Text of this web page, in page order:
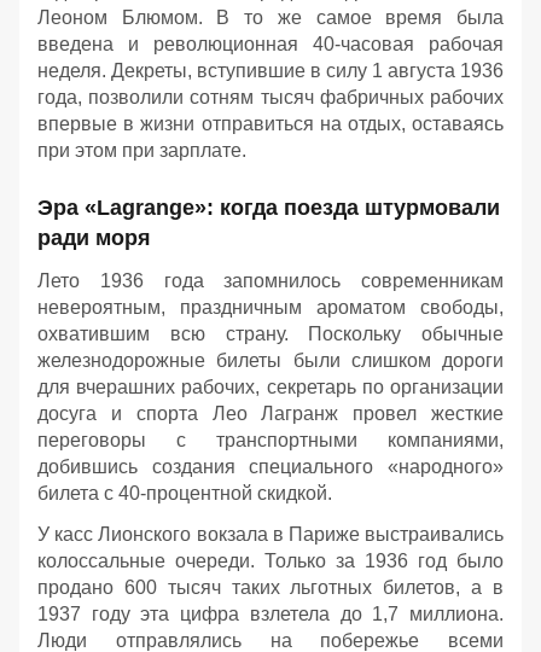
Леоном Блюмом. В то же самое время была
введена и революционная 40-часовая рабочая
неделя. Декреты, вступившие в силу 1 августа 1936
года, позволили сотням тысяч фабричных рабочих
впервые в жизни отправиться на отдых, оставаясь
при этом при зарплате.
Эра «Lagrange»: когда поезда штурмовали
ради моря
Лето 1936 года запомнилось современникам
невероятным, праздничным ароматом свободы,
охватившим всю страну. Поскольку обычные
железнодорожные билеты были слишком дороги
для вчерашних рабочих, секретарь по организации
досуга и спорта Лео Лагранж провел жесткие
переговоры с транспортными компаниями,
добившись создания специального «народного»
билета с 40-процентной скидкой.
У касс Лионского вокзала в Париже выстраивались
колоссальные очереди. Только за 1936 год было
продано 600 тысяч таких льготных билетов, а в
1937 году эта цифра взлетела до 1,7 миллиона.
Люди отправлялись на побережье всеми